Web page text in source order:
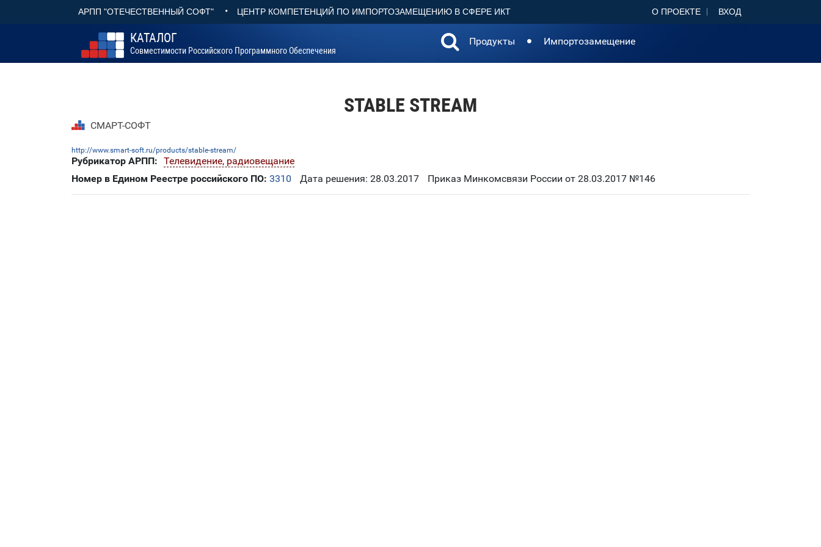
АРПП "ОТЕЧЕСТВЕННЫЙ СОФТ" • ЦЕНТР КОМПЕТЕНЦИЙ ПО ИМПОРТОЗАМЕЩЕНИЮ В СФЕРЕ ИКТ О ПРОЕКТЕ ВХОД
КАТАЛОГ
Совместимости Российского Программного Обеспечения
Продукты Импортозамещение
STABLE STREAM
СМАРТ-СОФТ
http://www.smart-soft.ru/products/stable-stream/
Рубрикатор АРПП: Телевидение, радиовещание
Номер в Едином Реестре российского ПО: 3310 Дата решения: 28.03.2017 Приказ Минкомсвязи России от 28.03.2017 №146